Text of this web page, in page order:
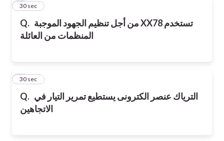
Q. من أجل تنظيم الجهود الموجبةXX78 تستخدم
4
30 sec
Q. الترياك عنصر الكترونى يستطيع تمرير التيار في
الاتجاهين
5
30 sec